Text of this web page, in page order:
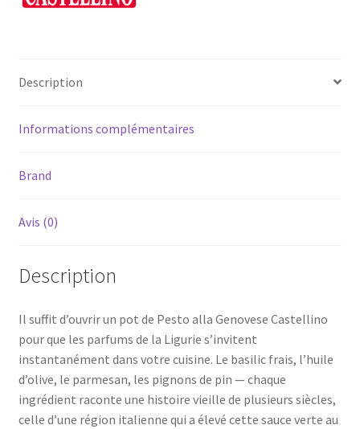
Description
Informations complémentaires
Brand
Avis (0)
Description
Il suffit d’ouvrir un pot de Pesto alla Genovese Castellino
pour que les parfums de la Ligurie s’invitent
instantanément dans votre cuisine. Le basilic frais, l’huile
d’olive, le parmesan, les pignons de pin — chaque
ingrédient raconte une histoire vieille de plusieurs siècles,
celle d’une région italienne qui a élevé cette sauce verte au